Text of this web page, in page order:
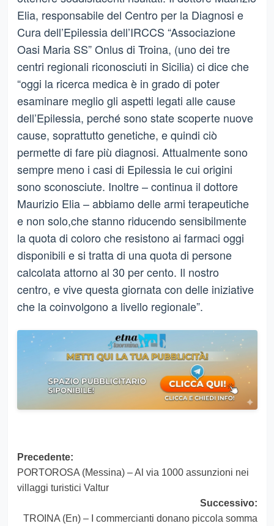
Elia, responsabile del Centro per la Diagnosi e
Cura dell’Epilessia dell’IRCCS “Associazione
Oasi Maria SS” Onlus di Troina, (uno dei tre
centri regionali riconosciuti in Sicilia) ci dice che
“oggi la ricerca medica è in grado di poter
esaminare meglio gli aspetti legati alle cause
dell’Epilessia, perché sono state scoperte nuove
cause, soprattutto genetiche, e quindi ciò
permette di fare più diagnosi. Attualmente sono
sempre meno i casi di Epilessia le cui origini
sono sconosciute. Inoltre – continua il dottore
Maurizio Elia – abbiamo delle armi terapeutiche
e non solo,che stanno riducendo sensibilmente
la quota di coloro che resistono ai farmaci oggi
disponibili e si tratta di una quota di persone
calcolata attorno al 30 per cento. Il nostro
centro, e vive questa giornata con delle iniziative
che la coinvolgono a livello regionale”.
Navigazione
articolo
Precedente:
PORTOROSA (Messina) – Al via 1000 assunzioni nei
villaggi turistici Valtur
Successivo:
TROINA (En) – I commercianti donano piccola somma